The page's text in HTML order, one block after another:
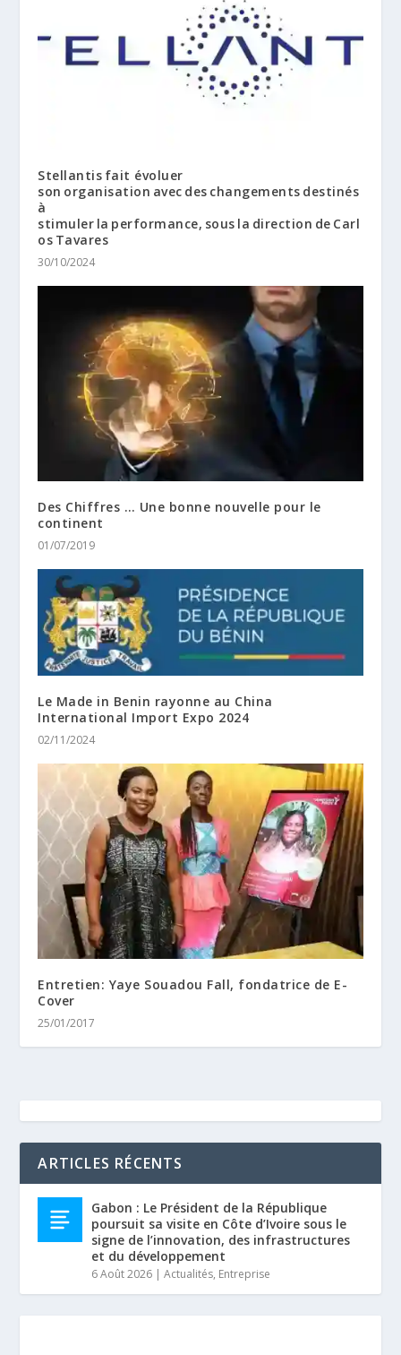
Stellantis fait évoluer
son organisation avec des changements destinés
à
stimuler la performance, sous la direction de Carl
os Tavares
30/10/2024
Des Chiffres … Une bonne nouvelle pour le
continent
01/07/2019
Le Made in Benin rayonne au China
International Import Expo 2024
02/11/2024
Entretien: Yaye Souadou Fall, fondatrice de E-
Cover
25/01/2017
ARTICLES RÉCENTS
Gabon : Le Président de la République
poursuit sa visite en Côte d’Ivoire sous le
signe de l’innovation, des infrastructures
et du développement
6 Août 2026 |Actualités, Entreprise